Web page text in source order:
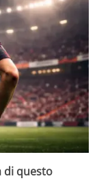
di questo